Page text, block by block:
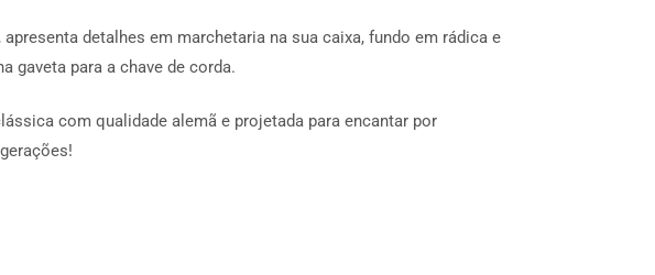
detalhes em marchetaria na sua caixa, fundo em rádica e
gaveta para a chave de corda.
com qualidade alemã e projetada para encantar por